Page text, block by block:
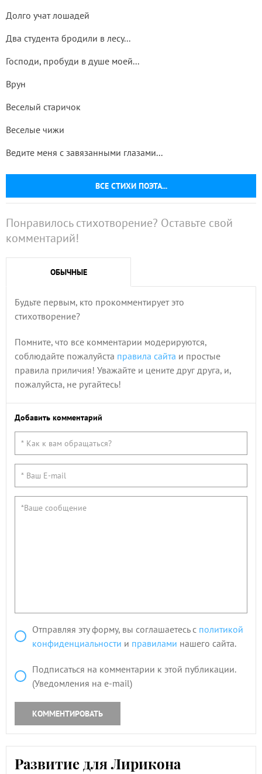
ВСЕ СТИХИ ПОЭТА...
Долго учат лошадей
Два студента бродили в лесу...
Господи, пробуди в душе моей...
Врун
Веселый старичок
Веселые чижи
Ведите меня с завязанными глазами...
Понравилось стихотворение? Оставьте свой
комментарий!
ОБЫЧНЫЕ
Будьте первым, кто прокомментирует это
стихотворение?
Помните, что все комментарии модерируются,
соблюдайте пожалуйста правила сайта и простые
правила приличия! Уважайте и цените друг друга, и,
пожалуйста, не ругайтесь!
Добавить комментарий
Отправляя эту форму, вы соглашаетесь с политикой
конфиденциальности и правилами нашего сайта.
Подписаться на комментарии к этой публикации.
(Уведомления на e-mail)
КОММЕНТИРОВАТЬ
Развитие для Лирикона